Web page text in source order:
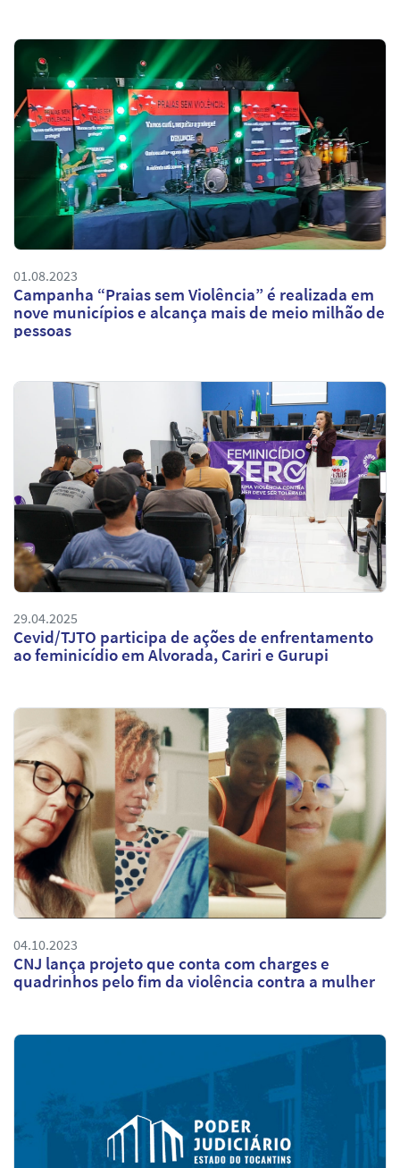
01.08.2023
Campanha “Praias sem Violência” é realizada em
nove municípios e alcança mais de meio milhão de
pessoas
29.04.2025
Cevid/TJTO participa de ações de enfrentamento
ao feminicídio em Alvorada, Cariri e Gurupi
04.10.2023
CNJ lança projeto que conta com charges e
quadrinhos pelo fim da violência contra a mulher